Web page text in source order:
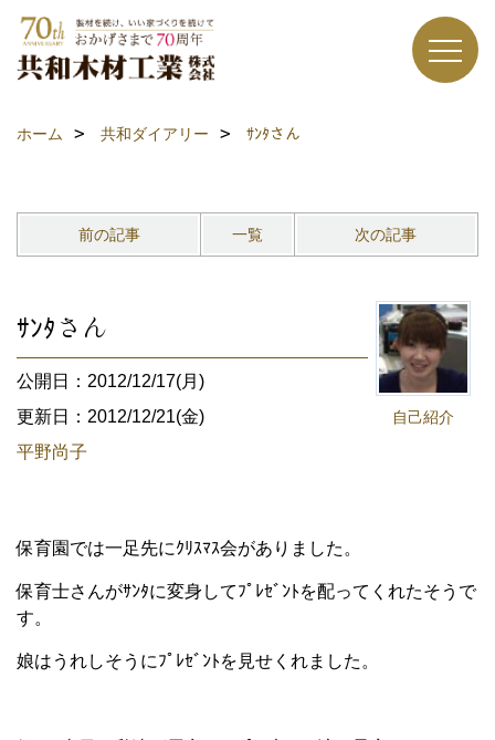
ホーム 共和ダイアリー ｻﾝﾀさん
前の記事 一覧 次の記事
自己紹介
ｻﾝﾀさん
公開日：2012/12/17(月)
更新日：2012/12/21(金)
平野尚子
保育園では一足先にｸﾘｽﾏｽ会がありました。
保育士さんがｻﾝﾀに変身してﾌﾟﾚｾﾞﾝﾄを配ってくれたそうで
す。
娘はうれしそうにﾌﾟﾚｾﾞﾝﾄを見せくれました。